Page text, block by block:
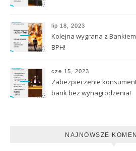
lip 18, 2023
Kolejna wygrana z Bankiem
BPH!
cze 15, 2023
Zabezpieczenie
bank bez wynagrodzenia!
NAJNOWSZE